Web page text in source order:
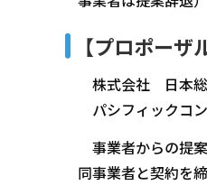
【プロポーザ
株式会社 日本
パシフィックコ
事業者からの提
同事業者と契約を